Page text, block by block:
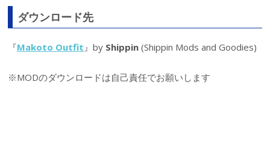
ダウンロード先
『Makoto Outfit 』by Shippin (Shippin Mods and Goodies)
※MODのダウンロードは自己責任でお願いします